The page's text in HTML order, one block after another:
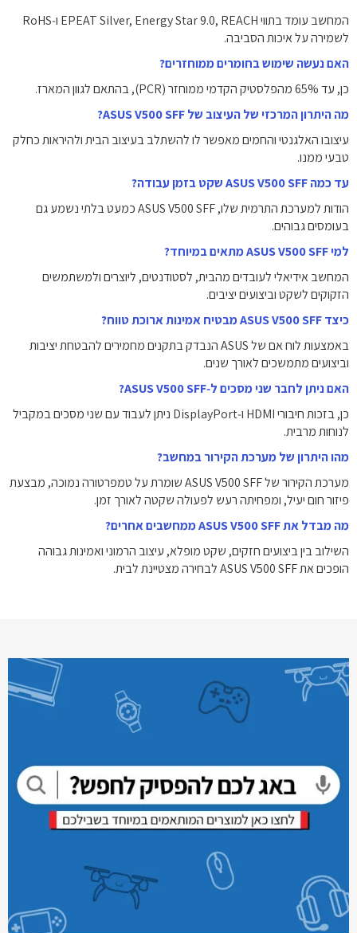
המחשב עומד בתווי EPEAT Silver, Energy Star 9.0, REACH ו‑RoHS
לשמירה על איכות הסביבה.
האם נעשה שימוש בחומרים ממוחזרים?
כן, עד ‎65%‎ מהפלסטיק הקדמי ממוחזר (PCR), בהתאם לגוון המארז.
מה היתרון המרכזי של העיצוב של ASUS V500 SFF?
עיצובו האלגנטי והחמים מאפשר לו להשתלב בעיצוב הבית ולהיראות כחלק
טבעי ממנו.
עד כמה ASUS V500 SFF שקט בזמן עבודה?
הודות למערכת התרמית שלו, ASUS V500 SFF כמעט בלתי נשמע גם
בעומסים גבוהים.
למי ASUS V500 SFF מתאים במיוחד?
המחשב אידיאלי לעובדים מהבית, לסטודנטים, ליוצרים ולמשתמשים
הזקוקים לשקט וביצועים יציבים.
כיצד ASUS V500 SFF מבטיח אמינות ארוכת טווח?
באמצעות לוח אם של ASUS הנבדק בתקנים מחמירים להבטחת יציבות
וביצועים מתמשכים לאורך שנים.
האם ניתן לחבר שני מסכים ל‑ASUS V500 SFF?
כן, בזכות חיבורי HDMI ו‑DisplayPort ניתן לעבוד עם שני מסכים במקביל
לנוחות מרבית.
מהו היתרון של מערכת הקירור במחשב?
מערכת הקירור של ASUS V500 SFF שומרת על טמפרטורה נמוכה, מבצעת
פיזור חום יעיל, ומפחיתה רעש לפעולה שקטה לאורך זמן.
מה מבדל את ASUS V500 SFF ממחשבים אחרים?
השילוב בין ביצועים חזקים, שקט מופלא, עיצוב הרמוני ואמינות גבוהה
הופכים את ASUS V500 SFF לבחירה מצטיינת לבית.